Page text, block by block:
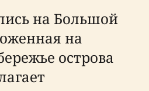
на Большой
на
острова